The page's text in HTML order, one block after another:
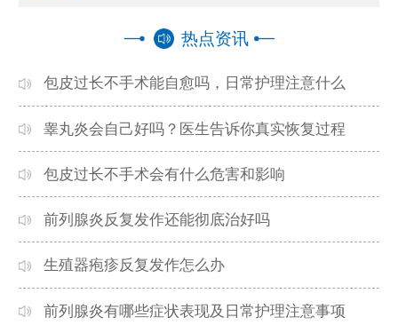
热点资讯
包皮过长不手术能自愈吗，日常护理注意什么
睾丸炎会自己好吗？医生告诉你真实恢复过程
包皮过长不手术会有什么危害和影响
前列腺炎反复发作还能彻底治好吗
生殖器疱疹反复发作怎么办
前列腺炎有哪些症状表现及日常护理注意事项